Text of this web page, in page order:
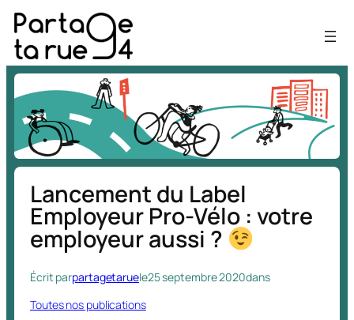
Aller
au
contenu
Lancement du Label
Employeur Pro-Vélo : votre
employeur aussi ?
Écrit parpartagetaruele25 septembre 2020dans
Toutes nos publications